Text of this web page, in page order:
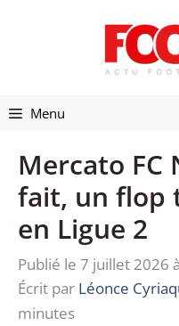
Menu
Mercato FC
fait, un flop
en Ligue 2
Publié le 7 juillet 2026
Écrit par Léonce
minutes